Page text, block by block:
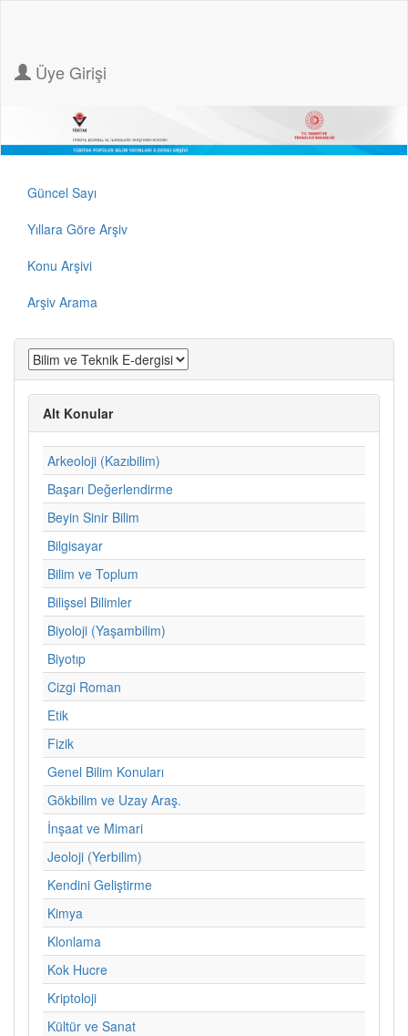
Üye Girişi
Güncel Sayı
Yıllara Göre Arşiv
Konu Arşivi
Arşiv Arama
Alt Konular
Arkeoloji (Kazıbilim)
Başarı Değerlendirme
Beyin Sinir Bilim
Bilgisayar
Bilim ve Toplum
Bilişsel Bilimler
Biyoloji (Yaşambilim)
Biyotıp
Cizgi Roman
Etik
Fizik
Genel Bilim Konuları
Gökbilim ve Uzay Araş.
İnşaat ve Mimari
Jeoloji (Yerbilim)
Kendini Geliştirme
Kimya
Klonlama
Kok Hucre
Kriptoloji
Kültür ve Sanat